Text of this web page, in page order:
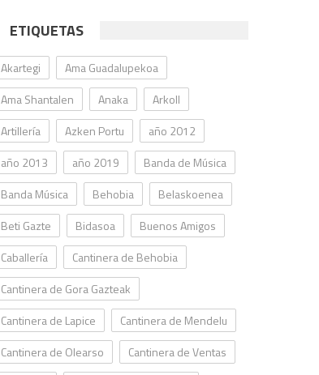
ETIQUETAS
Akartegi
Ama Guadalupekoa
Ama Shantalen
Anaka
Arkoll
Artillería
Azken Portu
año 2012
año 2013
año 2019
Banda de Música
Banda Música
Behobia
Belaskoenea
Beti Gazte
Bidasoa
Buenos Amigos
Caballería
Cantinera de Behobia
Cantinera de Gora Gazteak
Cantinera de Lapice
Cantinera de Mendelu
Cantinera de Olearso
Cantinera de Ventas